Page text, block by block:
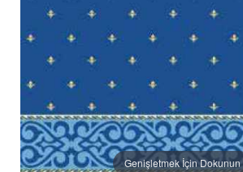
Genişletmek İçin Dokunun